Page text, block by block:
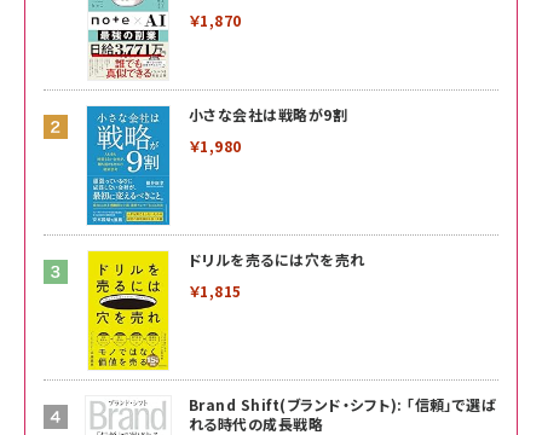
￥1,870
小さな会社は戦略が9割
￥1,980
ドリルを売るには穴を売れ
￥1,815
Brand Shift(ブランド・シフト): 「信頼」で選ば
れる時代の成長戦略